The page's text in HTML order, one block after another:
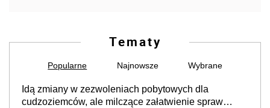
Tematy
Popularne Najnowsze Wybrane
Idą zmiany w zezwoleniach pobytowych dla
cudzoziemców, ale milczące załatwienie spraw